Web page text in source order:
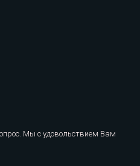
Мы с удовольствием Вам